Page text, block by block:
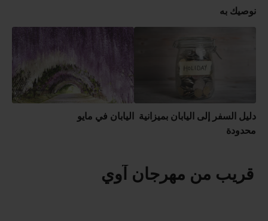
نوصيك به
دليل السفر إلى اليابان بميزانية
محدودة
اليابان في مايو
قريب من مهرجان آوي